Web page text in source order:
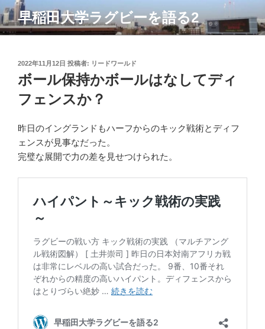
コ
ン
テ
早稲田大学ラグビーを語る2
投
日:
2022年11月12日 投稿者: リードワールド
ボール保持かボールはなしてディ
フェンスか？
昨日のイングランドもハーフからのキック戦術とディフ
ェンスが見事なだった。
完璧な展開で力の差を見せつけられた。